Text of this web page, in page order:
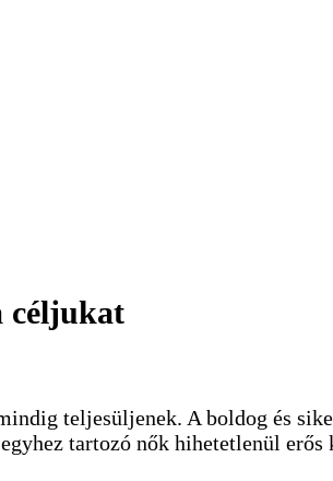
céljukat
teljesüljenek. A boldog és
tartozó nők hihetetlenül